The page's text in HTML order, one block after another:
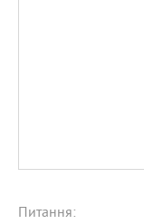
Питання: